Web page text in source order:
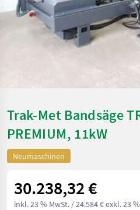
Trak-Met Bandsäge
PREMIUM, 11kW
Neumaschinen
30.238,32 €
inkl. 23 % MwSt. / 24.584 € exkl. 23